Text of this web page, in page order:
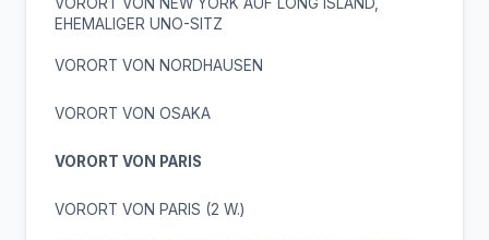
EHEMALIGER UNO-SITZ
VORORT VON NORDHAUSEN
VORORT VON OSAKA
VORORT VON PARIS
VORORT VON PARIS (2 W.)